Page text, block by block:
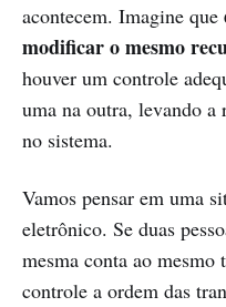
acontecem. Imagine que
modificar o mesmo
houver um controle
uma na outra, levando a
no sistema.
Vamos pensar em uma
eletrônico. Se duas
mesma conta ao mesmo
controle a ordem das